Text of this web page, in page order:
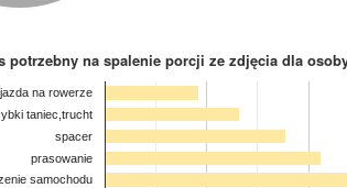
potrzebny na spalenie porcji ze zdjęcia dla
jazda na rowerze
taniec,trucht
spacer
prasowanie
samochodu